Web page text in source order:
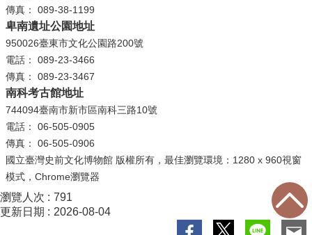
善
措
施
服
務
服
信
箱
網
站
導
傳真： 089-38-1199
卑南遺址公園地址
950026臺東市文化公園路200號
電話： 089-23-3466
傳真： 089-23-3467
南科考古館地址
744094臺南市新市區南科三路10號
電話： 06-505-0905
傳真： 06-505-0906
國立臺灣史前文化博物館 版權所有，最佳瀏覽環境：1280 x 960視窗
模式，Chrome瀏覽器
瀏覽人次
791
更新日期
2026-08-04